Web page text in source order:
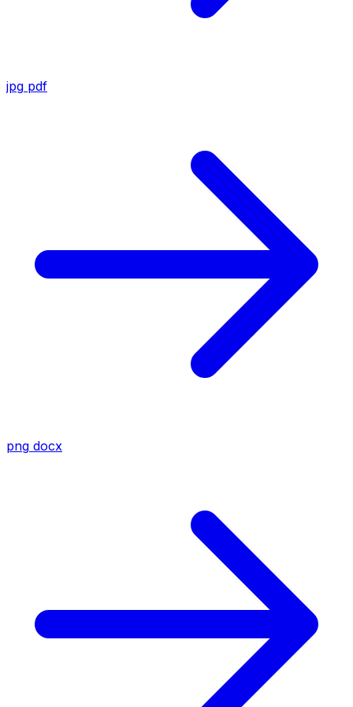
jpg pdf
png docx